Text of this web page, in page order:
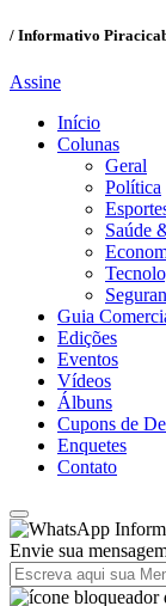
/ Informativo
Assine
Início
Colunas
Geral
Política
Saúde
Guia
Edições
Eventos
Vídeos
Álbuns
Cupons de
Enquetes
Contato
Envie sua